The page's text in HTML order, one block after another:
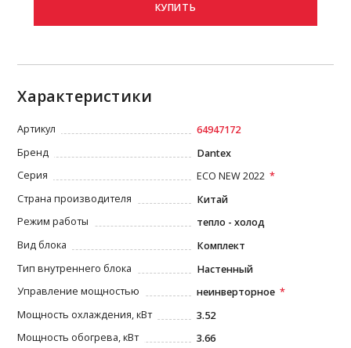
КУПИТЬ
Характеристики
Артикул
64947172
Бренд
Dantex
Серия
ECO NEW 2022
Страна производителя
Китай
Режим работы
тепло - холод
Вид блока
Комплект
Тип внутреннего блока
Настенный
Управление мощностью
неинверторное
Мощность охлаждения, кВт
3.52
Мощность обогрева, кВт
3.66